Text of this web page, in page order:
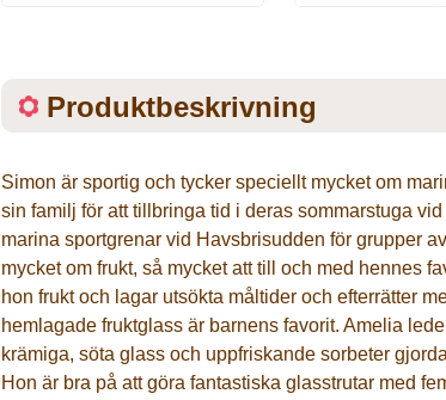
Produktbeskrivning
Simon är sportig och tycker speciellt mycket om
sin familj för att tillbringa tid i deras sommarstuga
marina sportgrenar vid Havsbrisudden för grupper
mycket om frukt, så mycket att till och med hennes
hon frukt och lagar utsökta måltider och efterrätter
hemlagade fruktglass är barnens favorit. Amelia
krämiga, söta glass och uppfriskande sorbeter
Hon är bra på att göra fantastiska glasstrutar med